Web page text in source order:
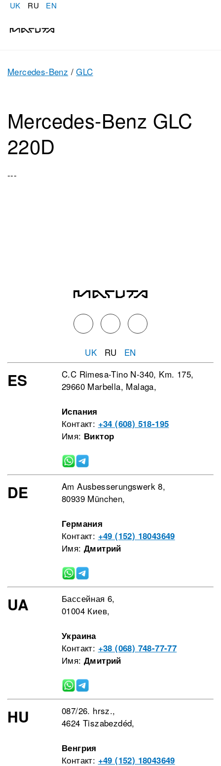
UK RU EN
Mercedes-Benz / GLC
Mercedes-Benz GLC
220D
---
UK RU EN
ES
C.C Rimesa-Tino N-340, Km. 175,
29660 Marbella, Malaga,
Испания
Контакт: +34 (608) 518-195
Имя: Виктор
DE
Am Ausbesserungswerk 8,
80939 München,
Германия
Контакт: +49 (152) 18043649
Имя: Дмитрий
UA
Бассейная 6,
01004 Киев,
Украина
Контакт: +38 (068) 748-77-77
Имя: Дмитрий
HU
087/26. hrsz.,
4624 Tiszabezdéd,
Венгрия
Контакт: +49 (152) 18043649